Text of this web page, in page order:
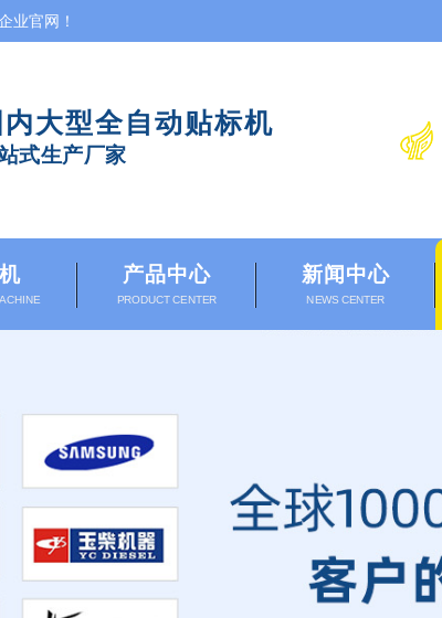
业官网！
内大型全自动贴标机
式生产厂家
产品中心
PRODUCT CENTER
新闻中心
NEWS CENTER